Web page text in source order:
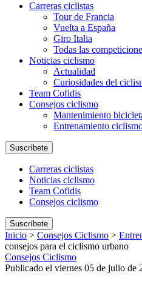
Carreras ciclistas
Tour de Francia
Vuelta a España
Giro Italia
Todas las
Noticias ciclismo
Actualidad
Curiosidades del
Team Cofidis
Consejos ciclismo
Mantenimiento
Entrenamiento
Suscríbete
Carreras ciclistas
Noticias ciclismo
Team Cofidis
Consejos ciclismo
Suscríbete
Inicio > Consejos Ciclismo >
consejos para el ciclismo urbano
Consejos Ciclismo
Publicado el viernes 05 de julio de